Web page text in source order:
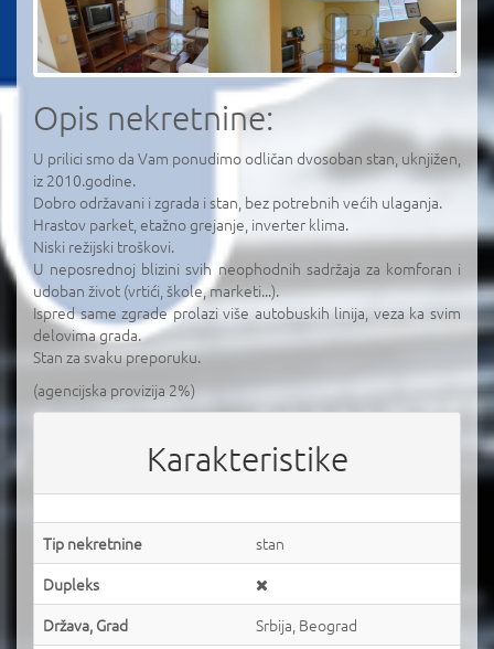
Next
Opis nekretnine:
U prilici smo da Vam ponudimo odličan dvosoban stan, uknjižen,
iz 2010.godine.
Dobro održavani i zgrada i stan, bez potrebnih većih ulaganja.
Hrastov parket, etažno grejanje, inverter klima.
Niski režijski troškovi.
U neposrednoj blizini svih neophodnih sadržaja za komforan i
udoban život (vrtići, škole, marketi...).
Ispred same zgrade prolazi više autobuskih linija, veza ka svim
delovima grada.
Stan za svaku preporuku.
(agencijska provizija 2%)
Karakteristike
Tip nekretnine
stan
Dupleks
Država, Grad
Srbija, Beograd